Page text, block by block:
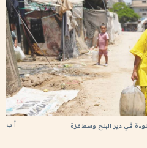
أ ب في دير البلح وسط غزة